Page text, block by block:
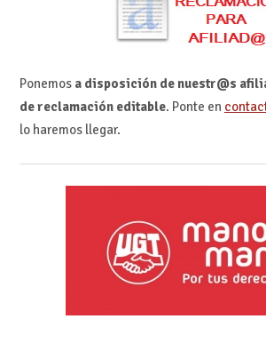
Ponemosa disposición de nuestr@s
de reclamación editable. Ponte en
lo haremos llegar.